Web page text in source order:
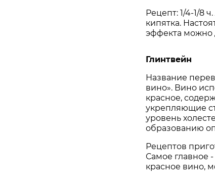
Рецепт: 1/4-1/8
кипятка.
эффекта можно
Глинтвейн
Название
вино». Вино
красное,
укрепляющие
уровень
образованию
Рецептов
Самое главное
красное вино,